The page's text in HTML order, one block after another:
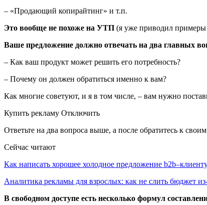
– «Продающий копирайтинг» и т.п.
Это вообще не похоже на УТП (я уже приводил примеры
Ваше предложение должно отвечать на два главных
– Как ваш продукт может решить его потребность?
– Почему он должен обратиться именно к вам?
Как многие советуют, и я в том числе, – вам нужно
Купить рекламу Отключить
Ответьте на два вопроса выше, а после обратитесь к
Сейчас читают
Как написать хорошее холодное предложение
Аналитика рекламы для взрослых: как не слить бюджет
В свободном доступе есть несколько формул